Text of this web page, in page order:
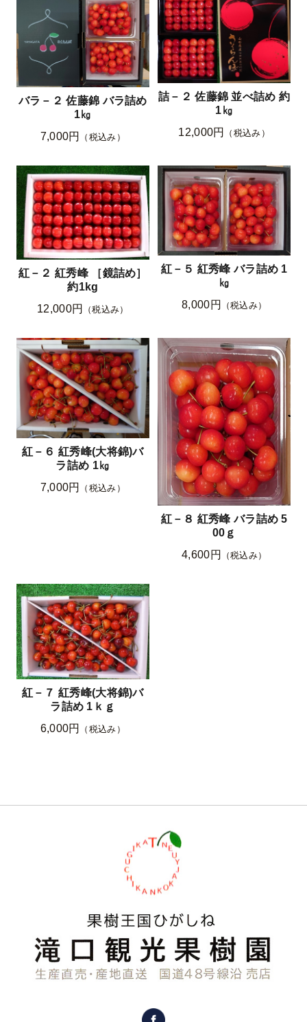
バラ－２ 佐藤錦 バラ詰め
1㎏
7,000円
（税込み）
詰－２ 佐藤錦 並べ詰め 約
1㎏
12,000円
（税込み）
紅－２ 紅秀峰 ［鏡詰め］
約1kg
12,000円
（税込み）
紅－５ 紅秀峰 バラ詰め 1
㎏
8,000円
（税込み）
紅－６ 紅秀峰(大将錦)バ
ラ詰め 1㎏
7,000円
（税込み）
紅－８ 紅秀峰 バラ詰め 5
00ｇ
4,600円
（税込み）
紅－７ 紅秀峰(大将錦)バ
ラ詰め 1ｋｇ
6,000円
（税込み）